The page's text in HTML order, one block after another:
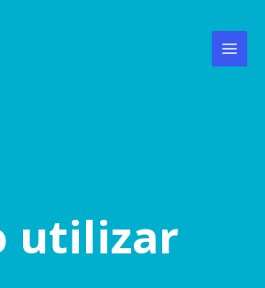
Main
utilizar